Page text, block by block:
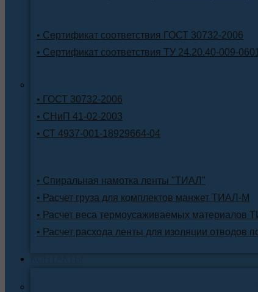
• Сертификат соответствия ГОСТ 30732-2006
• Сертификат соответствия ТУ 24.20.40-009-
• ГОСТ 30732-2006
• СНиП 41-02-2003
• СТ 4937-001-18929664-04
• Спиральная намотка ленты "ТИАЛ"
• Расчет груза для комплектов манжет ТИАЛ-М
• Расчет веса термоусаживаемых материалов
• Расчет расхода ленты для изоляции отводов